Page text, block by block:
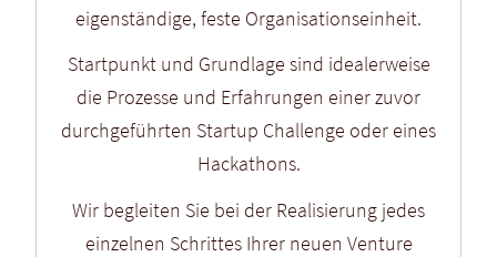
eigenständige, feste Organisationseinheit.
Startpunkt und Grundlage sind idealer­weise
die Prozesse und Erfahrungen einer zuvor
durchgeführten Startup Challenge oder eines
Hackathons.
Wir begleiten Sie bei der Realisierung jedes
einzelnen Schrittes Ihrer neuen Venture